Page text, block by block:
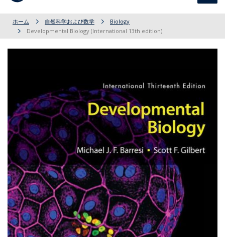
ホーム 自然科学および数学
Biology
Developmental Biology (International 13th edition)